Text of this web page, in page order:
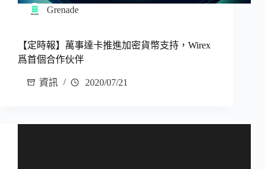
Grenade
【定時報】萬事達卡推進加密貨幣支持，Wirex
爲首個合作伙伴
資訊 2020/07/21